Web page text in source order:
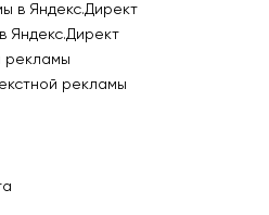
рекламы
в Яндекс.Директ
Яндекс.Директ
рекламы